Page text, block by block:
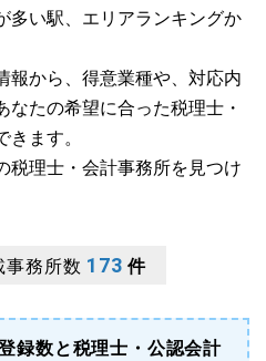
多い駅、エリアランキングか
報から、得意業種や、対応内
たの希望に合った税理士・
ます。
税理士・会計事務所を見つけ
事務所数 173 件
録数と税理士・公認会計